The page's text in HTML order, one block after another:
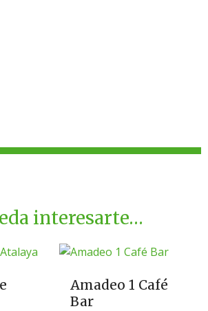
interesarte…
Amadeo 1 Café
Bar